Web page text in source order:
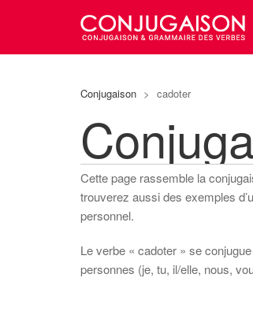
Conjugaison > cadoter
Cette page rassemble la
trouverez aussi des exemples
personnel.
Le verbe « cadoter » se
personnes (je, tu, il/elle, nous,